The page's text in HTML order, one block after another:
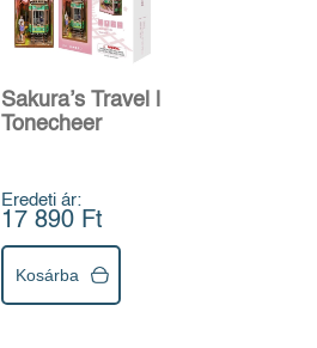
Sakura’s Travel |
Tonecheer
Eredeti ár:
17 890 Ft
Kosárba